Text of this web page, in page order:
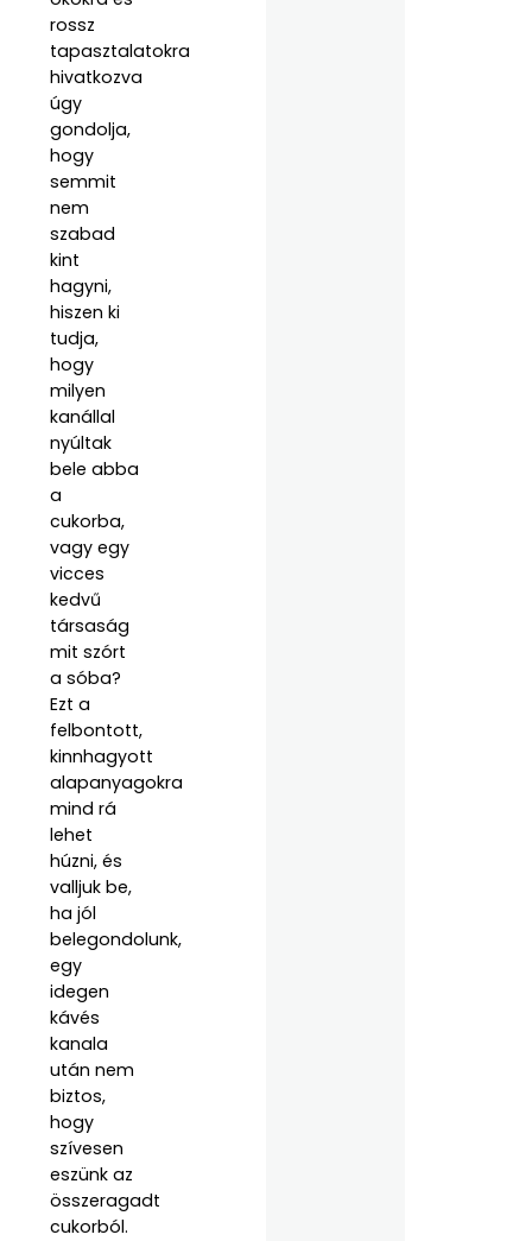
rossz
tapasztalatokra
hivatkozva
úgy
gondolja,
hogy
semmit
nem
szabad
kint
hagyni,
hiszen ki
tudja,
hogy
milyen
kanállal
nyúltak
bele abba
a
cukorba,
vagy egy
vicces
kedvű
társaság
mit szórt
a sóba?
Ezt a
felbontott,
kinnhagyott
alapanyagokra
mind rá
lehet
húzni, és
valljuk be,
ha jól
belegondolunk,
egy
idegen
kávés
kanala
után nem
biztos,
hogy
szívesen
eszünk az
összeragadt
cukorból.